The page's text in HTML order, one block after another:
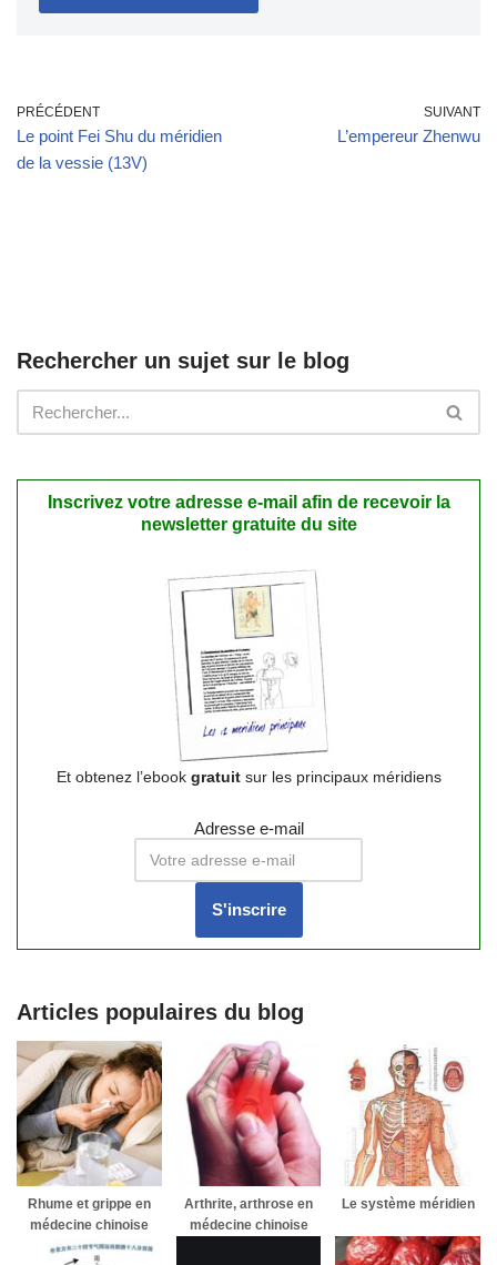
PRÉCÉDENT
Le point Fei Shu du méridien
de la vessie (13V)
SUIVANT
L’empereur Zhenwu
Rechercher un sujet sur le blog
Inscrivez votre adresse e-mail afin de recevoir la
newsletter gratuite du site
Et obtenez l’ebook gratuitsur les principaux méridiens
Adresse e-mail
Articles populaires du blog
Rhume et grippe en
médecine chinoise
Arthrite, arthrose en
médecine chinoise
Le système méridien